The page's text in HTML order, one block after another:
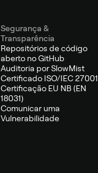
Segurança &
Transparência
Repositórios de código
aberto no GitHub
Auditoria por SlowMist
Certificado ISO/IEC 27001
Certificação EU NB (EN
18031)
Comunicar uma
Vulnerabilidade